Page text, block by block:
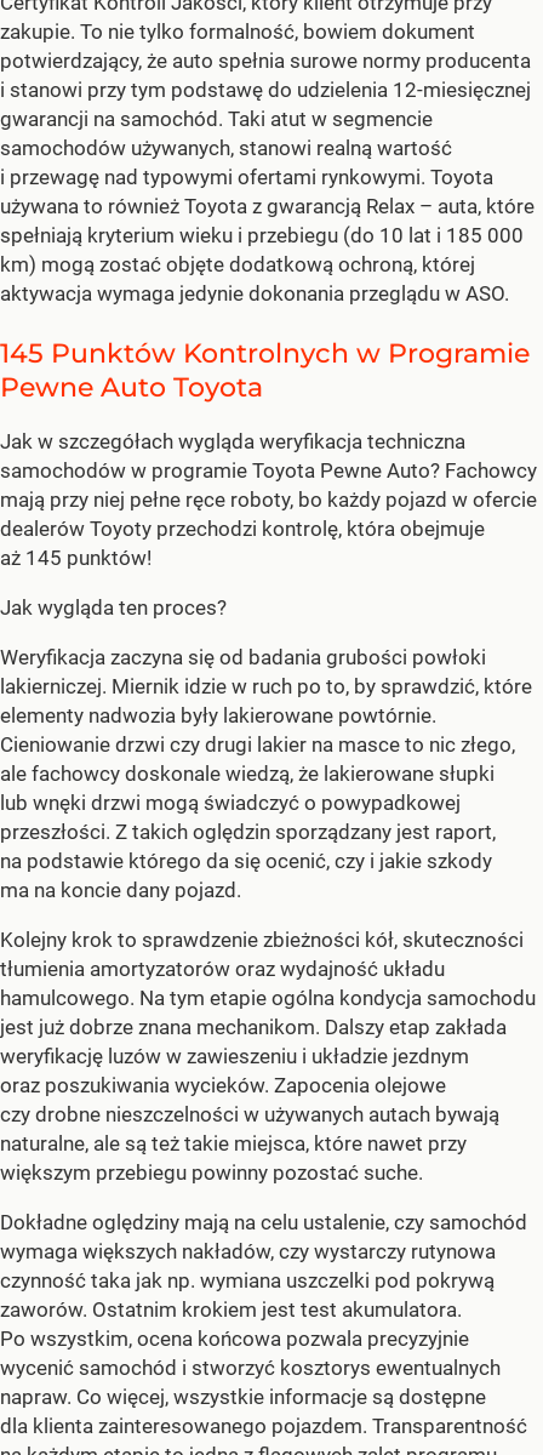
zakupie. To nie tylko formalność, bowiem dokument
potwierdzający, że auto spełnia surowe normy producenta
i stanowi przy tym podstawę do udzielenia 12-miesięcznej
gwarancji na samochód. Taki atut w segmencie
samochodów używanych, stanowi realną wartość
i przewagę nad typowymi ofertami rynkowymi. Toyota
używana to również Toyota z gwarancją Relax – auta, które
spełniają kryterium wieku i przebiegu (do 10 lat i 185 000
km) mogą zostać objęte dodatkową ochroną, której
aktywacja wymaga jedynie dokonania przeglądu w ASO.
145 Punktów Kontrolnych w Programie
Pewne Auto Toyota
Jak w szczegółach wygląda weryfikacja techniczna
samochodów w programie Toyota Pewne Auto? Fachowcy
mają przy niej pełne ręce roboty, bo każdy pojazd w ofercie
dealerów Toyoty przechodzi kontrolę, która obejmuje
aż 145 punktów!
Jak wygląda ten proces?
Weryfikacja zaczyna się od badania grubości powłoki
lakierniczej. Miernik idzie w ruch po to, by sprawdzić, które
elementy nadwozia były lakierowane powtórnie.
Cieniowanie drzwi czy drugi lakier na masce to nic złego,
ale fachowcy doskonale wiedzą, że lakierowane słupki
lub wnęki drzwi mogą świadczyć o powypadkowej
przeszłości. Z takich oględzin sporządzany jest raport,
na podstawie którego da się ocenić, czy i jakie szkody
ma na koncie dany pojazd.
Kolejny krok to sprawdzenie zbieżności kół, skuteczności
tłumienia amortyzatorów oraz wydajność układu
hamulcowego. Na tym etapie ogólna kondycja samochodu
jest już dobrze znana mechanikom. Dalszy etap zakłada
weryfikację luzów w zawieszeniu i układzie jezdnym
oraz poszukiwania wycieków. Zapocenia olejowe
czy drobne nieszczelności w używanych autach bywają
naturalne, ale są też takie miejsca, które nawet przy
większym przebiegu powinny pozostać suche.
Dokładne oględziny mają na celu ustalenie, czy samochód
wymaga większych nakładów, czy wystarczy rutynowa
czynność taka jak np. wymiana uszczelki pod pokrywą
zaworów. Ostatnim krokiem jest test akumulatora.
Po wszystkim, ocena końcowa pozwala precyzyjnie
wycenić samochód i stworzyć kosztorys ewentualnych
napraw. Co więcej, wszystkie informacje są dostępne
dla klienta zainteresowanego pojazdem. Transparentność